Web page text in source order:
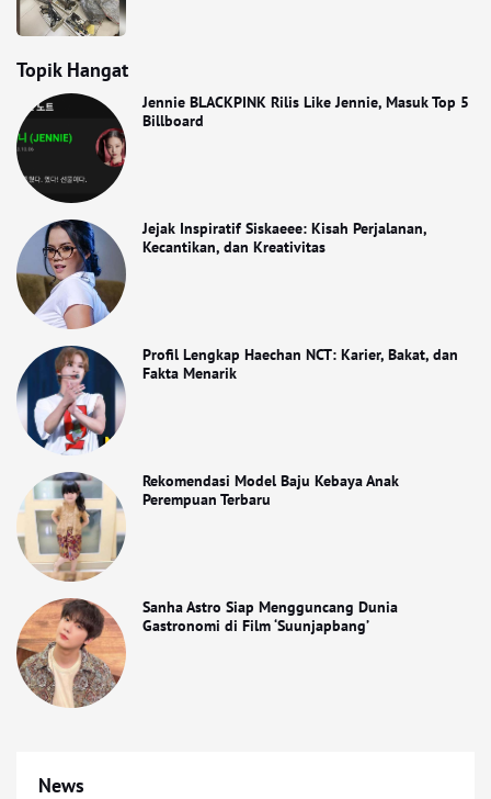
Topik Hangat
Jennie BLACKPINK Rilis Like Jennie, Masuk Top 5
Billboard
Jejak Inspiratif Siskaeee: Kisah Perjalanan,
Kecantikan, dan Kreativitas
Profil Lengkap Haechan NCT: Karier, Bakat, dan
Fakta Menarik
Rekomendasi Model Baju Kebaya Anak
Perempuan Terbaru
Sanha Astro Siap Mengguncang Dunia
Gastronomi di Film ‘Suunjapbang’
News